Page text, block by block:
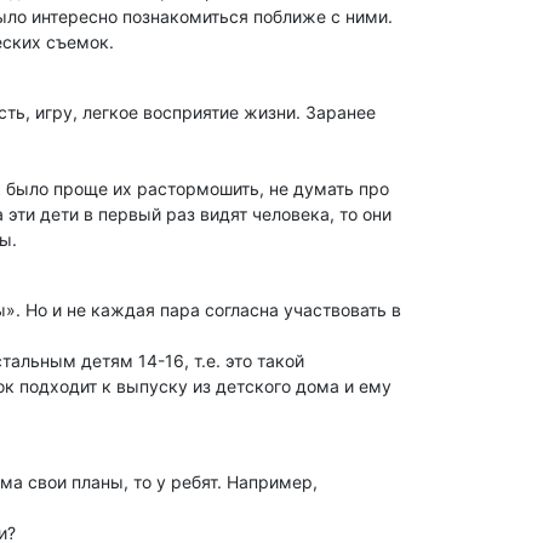
интересно познакомиться поближе с ними.
съемок.
игру, легкое восприятие жизни. Заранее
проще их растормошить, не думать про
дети в первый раз видят человека, то они
Но и не каждая пара согласна участвовать в
детям 14-16, т.е. это такой
подходит к выпуску из детского дома и ему
свои планы, то у ребят. Например,